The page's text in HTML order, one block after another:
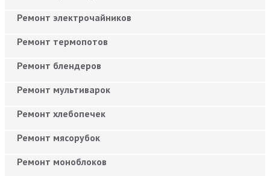
Ремонт электрочайников
Ремонт термопотов
Ремонт блендеров
Ремонт мультиварок
Ремонт хлебопечек
Ремонт мясорубок
Ремонт моноблоков